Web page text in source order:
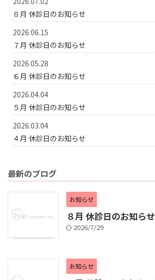
８月 休診日のお知らせ
2026.06.15
７月 休診日のお知らせ
2026.05.28
６月 休診日のお知らせ
2026.04.04
５月 休診日のお知らせ
2026.03.04
４月 休診日のお知らせ
最新のブログ
お知らせ
８月 休診日のお知らせ
2026/7/29
お知らせ